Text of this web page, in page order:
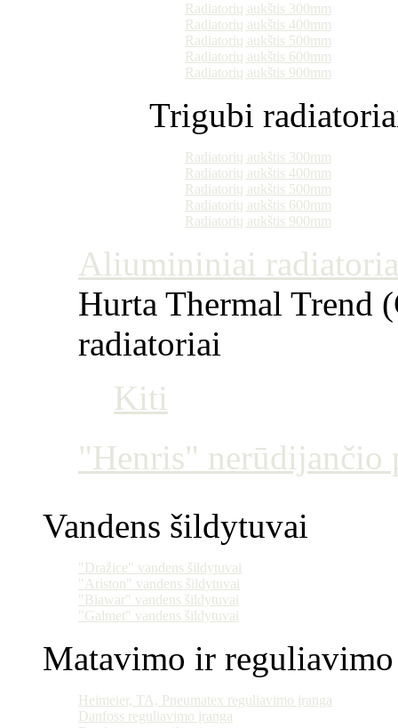
Radiatorių aukštis 300mm
Radiatorių aukštis 400mm
Radiatorių aukštis 500mm
Radiatorių aukštis 600mm
Radiatorių aukštis 900mm
Trigubi
Radiatorių aukštis 300mm
Radiatorių aukštis 400mm
Radiatorių aukštis 500mm
Radiatorių aukštis 600mm
Radiatorių aukštis 900mm
Aliumininiai
Hurta Thermal Trend
radiatoriai
Kiti
"Henris" nerūdijančio
Vandens šildytuvai
"Dražice" vandens šildytuvai
"Ariston" vandens šildytuvai
"Biawar" vandens šildytuvai
"Galmet" vandens šildytuvai
Matavimo ir
Heimeier, TA, Pneumatex reguliavimo įranga
Danfoss reguliavimo įranga